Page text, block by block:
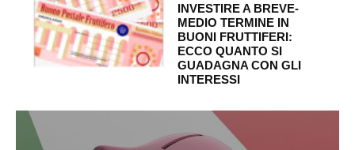
INVESTIRE A BREVE-
MEDIO TERMINE IN
BUONI FRUTTIFERI:
ECCO QUANTO SI
GUADAGNA CON GLI
INTERESSI